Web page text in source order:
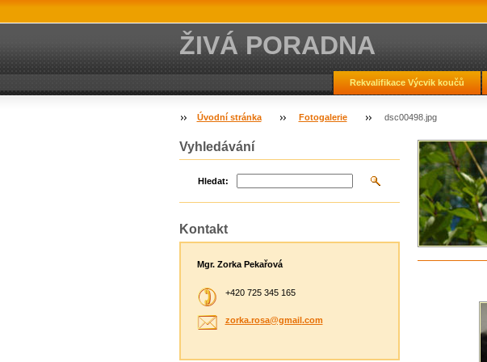
ŽIVÁ PORADNA
Rekvalifikace Výcvik koučů
Úvodní stránka Fotogalerie dsc00498.jpg
Vyhledávání
Hledat:
Kontakt
Mgr. Zorka Pekařová
+420 725 345 165
zorka.rosa@gmail.com